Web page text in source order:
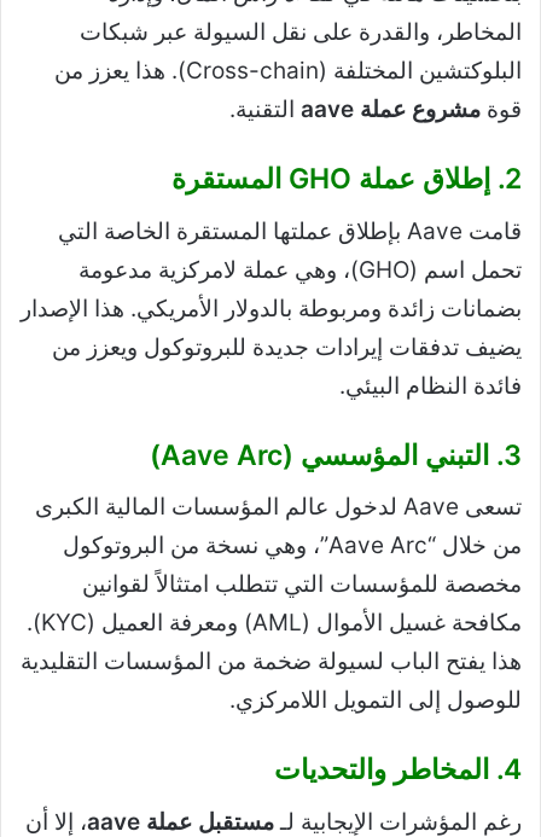
المخاطر، والقدرة على نقل السيولة عبر شبكات
البلوكتشين المختلفة (Cross-chain). هذا يعزز من
قوة مشروع عملة aave التقنية.
2. إطلاق عملة GHO المستقرة
قامت Aave بإطلاق عملتها المستقرة الخاصة التي
تحمل اسم (GHO)، وهي عملة لامركزية مدعومة
بضمانات زائدة ومربوطة بالدولار الأمريكي. هذا الإصدار
يضيف تدفقات إيرادات جديدة للبروتوكول ويعزز من
فائدة النظام البيئي.
3. التبني المؤسسي (Aave Arc)
تسعى Aave لدخول عالم المؤسسات المالية الكبرى
من خلال “Aave Arc”، وهي نسخة من البروتوكول
مخصصة للمؤسسات التي تتطلب امتثالاً لقوانين
مكافحة غسيل الأموال (AML) ومعرفة العميل (KYC).
هذا يفتح الباب لسيولة ضخمة من المؤسسات التقليدية
للوصول إلى التمويل اللامركزي.
4. المخاطر والتحديات
رغم المؤشرات الإيجابية لـمستقبل عملة aave
، إلا أن